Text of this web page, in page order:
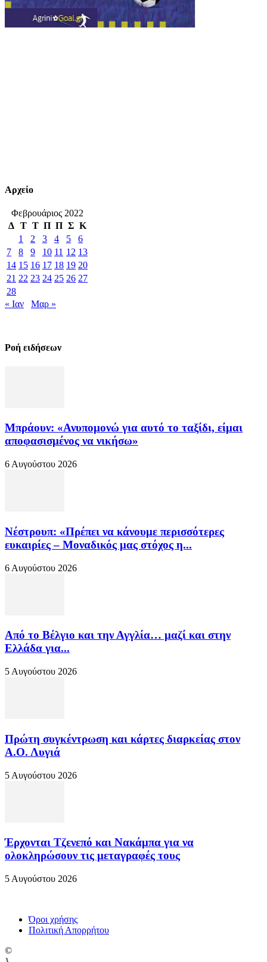
Αρχείο
Φεβρουάριος 2022
Δ Τ Τ Π Π Σ Κ
1
2 3 4 5
6
7
8 9 10 11 12 13
14 15 16 17 18 19 20
21 22 23 24 25 26 27
28
« Ιαν
Μαρ »
Ροή ειδήσεων
Μπράουν: «Ανυπομονώ για αυτό το ταξίδι, είμαι
αποφασισμένος να νικήσω»
6 Αυγούστου 2026
Νέστρουπ: «Πρέπει να κάνουμε περισσότερες
ευκαιρίες – Μοναδικός μας στόχος η...
6 Αυγούστου 2026
Από το Βέλγιο και την Αγγλία… μαζί και στην
Ελλάδα για...
5 Αυγούστου 2026
Πρώτη συγκέντρωση και κάρτες διαρκείας στον
Α.Ο. Λυγιά
5 Αυγούστου 2026
Έρχονται Τζενεπό και Νακάμπα για να
ολοκληρώσουν τις μεταγραφές τους
5 Αυγούστου 2026
Όροι χρήσης
Πολιτική Απορρήτου
©